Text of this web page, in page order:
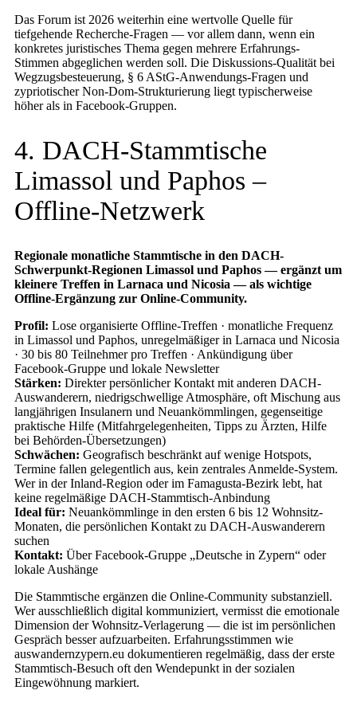
Das Forum ist 2026 weiterhin eine wertvolle Quelle für
tiefgehende Recherche-Fragen — vor allem dann, wenn ein
konkretes juristisches Thema gegen mehrere Erfahrungs-
Stimmen abgeglichen werden soll. Die Diskussions-Qualität bei
Wegzugsbesteuerung, § 6 AStG-Anwendungs-Fragen und
zypriotischer Non-Dom-Strukturierung liegt typischerweise
höher als in Facebook-Gruppen.
4. DACH-Stammtische
Limassol und Paphos –
Offline-Netzwerk
Regionale monatliche Stammtische in den DACH-
Schwerpunkt-Regionen Limassol und Paphos — ergänzt um
kleinere Treffen in Larnaca und Nicosia — als wichtige
Offline-Ergänzung zur Online-Community.
Profil: Lose organisierte Offline-Treffen · monatliche Frequenz
in Limassol und Paphos, unregelmäßiger in Larnaca und Nicosia
· 30 bis 80 Teilnehmer pro Treffen · Ankündigung über
Facebook-Gruppe und lokale Newsletter
Stärken: Direkter persönlicher Kontakt mit anderen DACH-
Auswanderern, niedrigschwellige Atmosphäre, oft Mischung aus
langjährigen Insulanern und Neuankömmlingen, gegenseitige
praktische Hilfe (Mitfahrgelegenheiten, Tipps zu Ärzten, Hilfe
bei Behörden-Übersetzungen)
Schwächen: Geografisch beschränkt auf wenige Hotspots,
Termine fallen gelegentlich aus, kein zentrales Anmelde-System.
Wer in der Inland-Region oder im Famagusta-Bezirk lebt, hat
keine regelmäßige DACH-Stammtisch-Anbindung
Ideal für: Neuankömmlinge in den ersten 6 bis 12 Wohnsitz-
Monaten, die persönlichen Kontakt zu DACH-Auswanderern
suchen
Kontakt: Über Facebook-Gruppe „Deutsche in Zypern“ oder
lokale Aushänge
Die Stammtische ergänzen die Online-Community substanziell.
Wer ausschließlich digital kommuniziert, vermisst die emotionale
Dimension der Wohnsitz-Verlagerung — die ist im persönlichen
Gespräch besser aufzuarbeiten. Erfahrungsstimmen wie
auswandernzypern.eu dokumentieren regelmäßig, dass der erste
Stammtisch-Besuch oft den Wendepunkt in der sozialen
Eingewöhnung markiert.